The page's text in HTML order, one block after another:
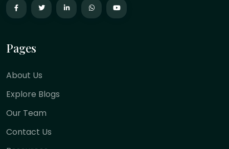
Pages
About Us
Explore Blogs
Our Team
Contact Us